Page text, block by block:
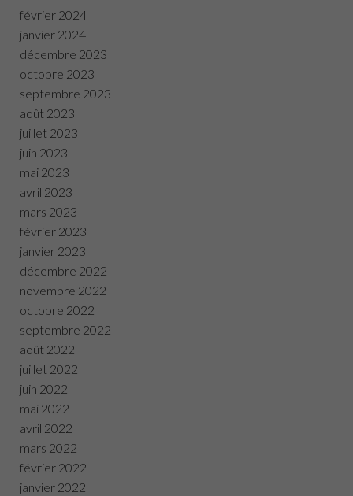
février 2024
janvier 2024
décembre 2023
octobre 2023
septembre 2023
août 2023
juillet 2023
juin 2023
mai 2023
avril 2023
mars 2023
février 2023
janvier 2023
décembre 2022
novembre 2022
octobre 2022
septembre 2022
août 2022
juillet 2022
juin 2022
mai 2022
avril 2022
mars 2022
février 2022
janvier 2022